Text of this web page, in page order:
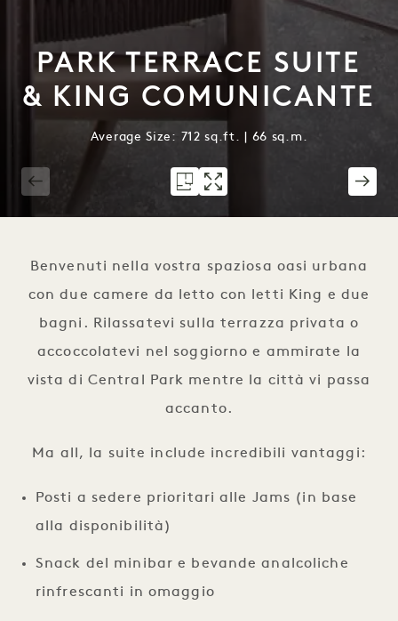
PARK TERRACE SUITE
& KING COMUNICANTE
Average Size: 712 sq.ft. | 66 sq.m.
Benvenuti nella vostra spaziosa oasi urbana
con due camere da letto con letti King e due
bagni. Rilassatevi sulla terrazza privata o
accoccolatevi nel soggiorno e ammirate la
vista di Central Park mentre la città vi passa
accanto.
Ma all, la suite include incredibili vantaggi:
Posti a sedere prioritari alle Jams (in base
alla disponibilità)
Snack del minibar e bevande analcoliche
rinfrescanti in omaggio